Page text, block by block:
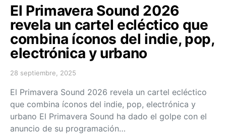
El Primavera Sound 2026
revela un cartel ecléctico que
combina íconos del indie, pop,
electrónica y urbano
Posted on
28 septiembre, 2025
El Primavera Sound 2026 revela un cartel ecléctico
que combina íconos del indie, pop, electrónica y
urbano El Primavera Sound ha dado el golpe con el
anuncio de su programación…